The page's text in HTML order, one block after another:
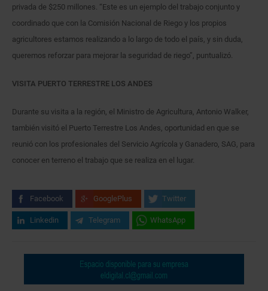
privada de $250 millones. “Este es un ejemplo del trabajo conjunto y
coordinado que con la Comisión Nacional de Riego y los propios
agricultores estamos realizando a lo largo de todo el país, y sin duda,
queremos reforzar para mejorar la seguridad de riego”, puntualizó.
VISITA PUERTO TERRESTRE LOS ANDES
Durante su visita a la región, el Ministro de Agricultura, Antonio Walker,
también visitó el Puerto Terrestre Los Andes, oportunidad en que se
reunió con los profesionales del Servicio Agrícola y Ganadero, SAG, para
conocer en terreno el trabajo que se realiza en el lugar.
Facebook GooglePlus Twitter
Linkedin Telegram WhatsApp